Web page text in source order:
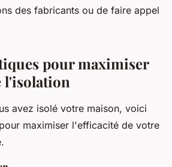
des fabricants ou de faire appel
pour maximiser
l'isolation
avez isolé votre maison, voici
maximiser l'efficacité de votre